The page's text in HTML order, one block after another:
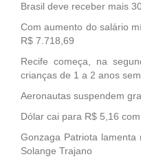
Brasil deve receber mais
Com aumento do salário
R$ 7.718,69
Recife começa, na
crianças de 1 a 2 anos
Aeronautas suspendem
Dólar cai para R$ 5,16
Gonzaga Patriota
Solange Trajano